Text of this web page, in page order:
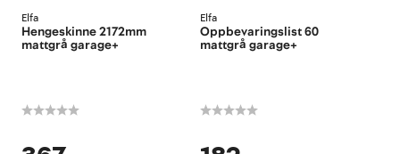
Elfa
Hengeskinne 2172mm
mattgrå garage+
Elfa
Oppbevaringslist 60
mattgrå garage+